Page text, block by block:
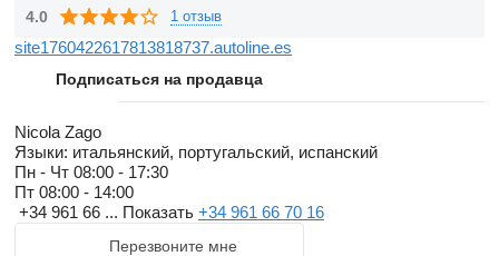
4.0 1 отзыв
site1760422617813818737.autoline.es
Подписаться на продавца
Nicola Zago
Языки: итальянский, португальский, испанский
Пн - Чт 08:00 - 17:30
Пт 08:00 - 14:00
+34 961 66 ... Показать +34 961 66 70 16
Перезвоните мне